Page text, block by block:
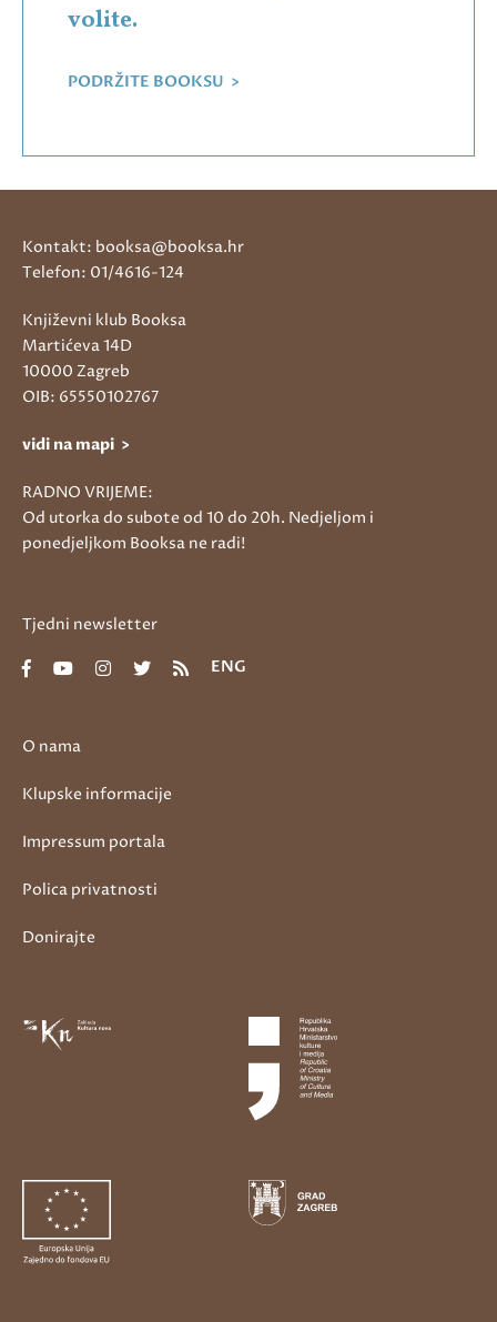
volite.
PODRŽITE BOOKSU >
O nama
Klupske informacije
Impressum portala
Polica privatnosti
Donirajte
Kontakt: booksa@booksa.hr
Telefon: 01/4616-124
Književni klub Booksa
Martićeva 14D
10000 Zagreb
OIB: 65550102767
vidi na mapi >
RADNO VRIJEME:
Od utorka do subote od 10 do 20h. Nedjeljom i
ponedjeljkom Booksa ne radi!
Tjedni newsletter
ENG